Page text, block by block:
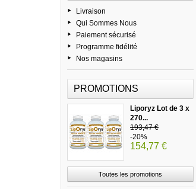
Livraison
Qui Sommes Nous
Paiement sécurisé
Programme fidélité
Nos magasins
PROMOTIONS
Liporyz Lot de 3 x
270...
193,47 €
-20%
154,77 €
Toutes les promotions